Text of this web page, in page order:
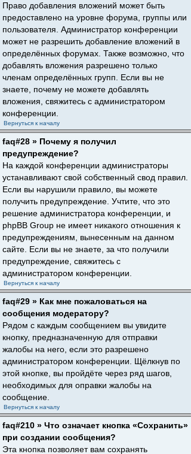
Право добавления вложений может быть
предоставлено на уровне форума, группы или
пользователя. Администратор конференции
может не разрешить добавление вложений в
определённых форумах. Также возможно, что
добавлять вложения разрешено только
членам определённых групп. Если вы не
знаете, почему не можете добавлять
вложения, свяжитесь с администратором
конференции.
Вернуться к началу
faq#28 » Почему я получил
предупреждение?
На каждой конференции администраторы
устанавливают свой собственный свод правил.
Если вы нарушили правило, вы можете
получить предупреждение. Учтите, что это
решение администратора конференции, и
phpBB Group не имеет никакого отношения к
предупреждениям, вынесенным на данном
сайте. Если вы не знаете, за что получили
предупреждение, свяжитесь с
администратором конференции.
Вернуться к началу
faq#29 » Как мне пожаловаться на
сообщения модератору?
Рядом с каждым сообщением вы увидите
кнопку, предназначенную для отправки
жалобы на него, если это разрешено
администратором конференции. Щёлкнув по
этой кнопке, вы пройдёте через ряд шагов,
необходимых для оправки жалобы на
сообщение.
Вернуться к началу
faq#210 » Что означает кнопка «Сохранить»
при создании сообщения?
Эта кнопка позволяет вам сохранять